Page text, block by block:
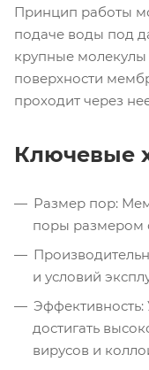
Принцип работы
подаче воды под
крупные молекулы
поверхности
проходит через
Ключевые
Размер пор:
поры размером
и условий
Эффективность:
достигать
вирусов и